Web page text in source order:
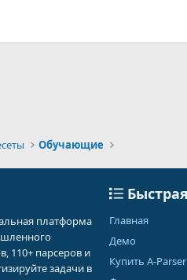
Обучающие
платформа
110+ парсеров и
задачи в
Главная
Демо
Купить A-Parser